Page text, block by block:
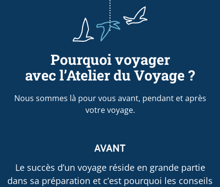
Pourquoi voyager
avec l’Atelier du Voyage ?
Nous sommes là pour vous avant, pendant et après
votre voyage.
AVANT
Le succès d’un voyage réside en grande partie
dans sa préparation et c’est pourquoi les conseils